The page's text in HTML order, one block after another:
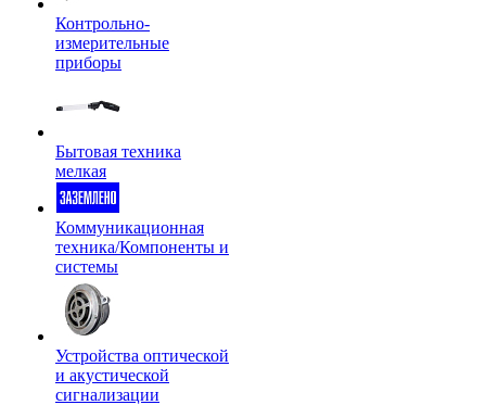
Контрольно-
измерительные
приборы
Бытовая техника
мелкая
Коммуникационная
техника/Компоненты и
системы
Устройства оптической
и акустической
сигнализации